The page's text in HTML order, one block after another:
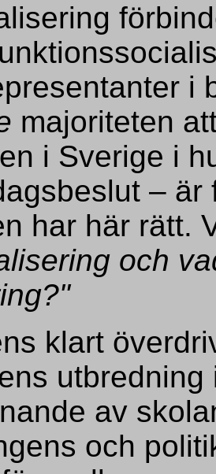
i
majoriteten
i Sverige i
–
har här rätt.
och
klart
av
och